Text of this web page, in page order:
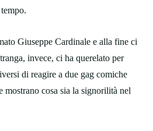
Giuseppe Cardinale e alla fine ci
invece, ci ha querelato per
di reagire a due gag comiche
cosa sia la signorilità nel